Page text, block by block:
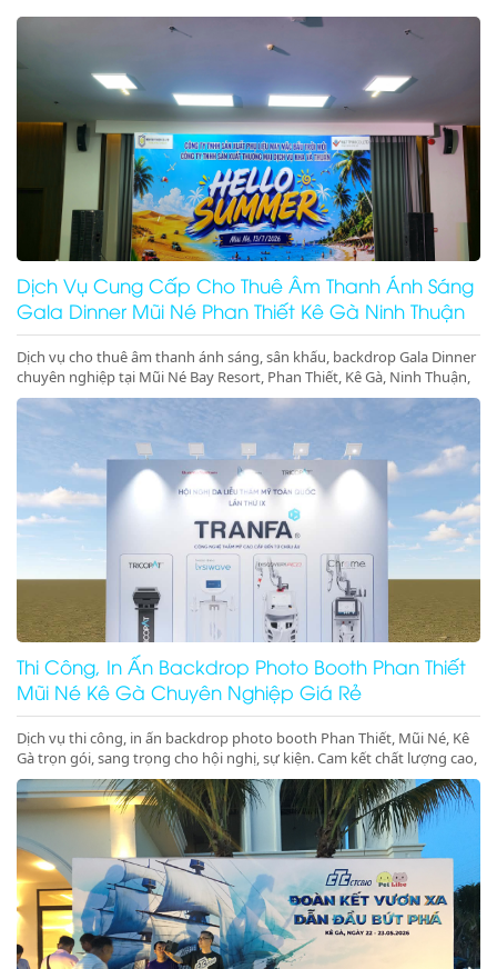
Dịch Vụ Cung Cấp Cho Thuê Âm Thanh Ánh Sáng
Gala Dinner Mũi Né Phan Thiết Kê Gà Ninh Thuận
Dịch vụ cho thuê âm thanh ánh sáng, sân khấu, backdrop Gala Dinner
chuyên nghiệp tại Mũi Né Bay Resort, Phan Thiết, Kê Gà, Ninh Thuận,
Ninh Chữ, Vĩnh Hy. Thiết bị hiện đại, giá cực tốt. Gọi ngay!
Thi Công, In Ấn Backdrop Photo Booth Phan Thiết
Mũi Né Kê Gà Chuyên Nghiệp Giá Rẻ
Dịch vụ thi công, in ấn backdrop photo booth Phan Thiết, Mũi Né, Kê
Gà trọn gói, sang trọng cho hội nghị, sự kiện. Cam kết chất lượng cao,
đúng tiến độ. Gọi ngay!